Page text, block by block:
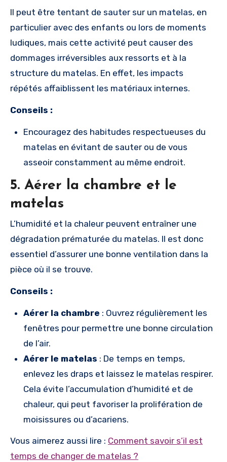
Il peut être tentant de sauter sur un matelas, en
particulier avec des enfants ou lors de moments
ludiques, mais cette activité peut causer des
dommages irréversibles aux ressorts et à la
structure du matelas. En effet, les impacts
répétés affaiblissent les matériaux internes.
Conseils :
Encouragez des habitudes respectueuses du
matelas en évitant de sauter ou de vous
asseoir constamment au même endroit.
5. Aérer la chambre et le
matelas
L’humidité et la chaleur peuvent entraîner une
dégradation prématurée du matelas. Il est donc
essentiel d’assurer une bonne ventilation dans la
pièce où il se trouve.
Conseils :
Aérer la chambre : Ouvrez régulièrement les
fenêtres pour permettre une bonne circulation
de l’air.
Aérer le matelas : De temps en temps,
enlevez les draps et laissez le matelas respirer.
Cela évite l’accumulation d’humidité et de
chaleur, qui peut favoriser la prolifération de
moisissures ou d’acariens.
Vous aimerez aussi lire : Comment savoir s’il est
temps de changer de matelas ?